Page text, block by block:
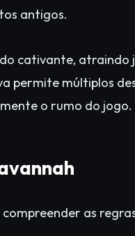
antigos.
cativante, atraindo
permite múltiplos
o rumo do jogo.
compreender as